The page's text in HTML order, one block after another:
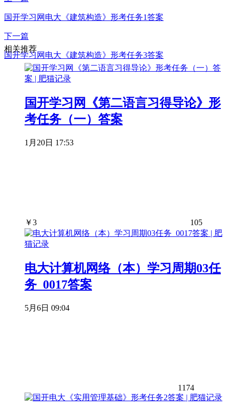
国开学习网电大《建筑构造》形考任务1答案
下一篇
国开学习网电大《建筑构造》形考任务3答案
相关推荐
国开学习网《第二语言习得导论》形
考任务（一）答案
1月20日 17:53
￥3 105
电大计算机网络（本）学习周期03任
务_0017答案
5月6日 09:04
1174